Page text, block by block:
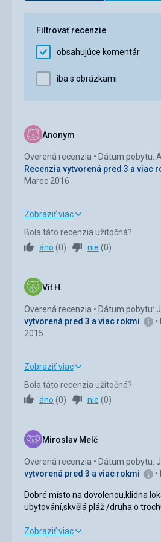
Okolie
Služby
Cena
zhruba 200m od hotelu tři pláže
oblázky, krásné, čisté, velmi málo
Strava
měli jsme pouze snídaně - výběr
velmi dobré
Filtrovať recenzie
obsahujúce komentár
iba s obrázkami
Anonym
Overená recenzia
Dátum pobytu:
Recenzia vytvorená pred 3 a viac
Marec 2016
Ubytovanie
Služby
Cena
Zobraziť viac
Bola táto recenzia užitočná?
áno (0) nie (0)
Vít H.
Overená recenzia Dátum pobytu:
vytvorená pred 3 a viac rokmi
2015
Ubytovanie
Služby
Cena
Zobraziť viac
Bola táto recenzia užitočná?
áno (0) nie (0)
Miroslav Melč
Overená recenzia Dátum pobytu:
vytvorená pred 3 a viac rokmi
Dobré místo na dovolenou,klidna
ubytování,skvělá pláž /druha o
Dobré místo na dovolenou,klidna
Zobraziť viac